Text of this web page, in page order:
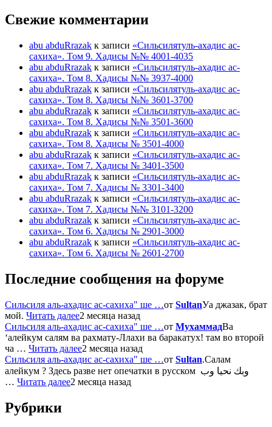
Свежие комментарии
abu abduRrazak к записи «Сильсилятуль-ахадис ас-
сахиха». Том 9. Хадисы №№ 4001-4035
abu abduRrazak к записи «Сильсилятуль-ахадис ас-
сахиха». Том 8. Хадисы №№ 3937-4000
abu abduRrazak к записи «Сильсилятуль-ахадис ас-
сахиха». Том 8. Хадисы №№ 3601-3700
abu abduRrazak к записи «Сильсилятуль-ахадис ас-
сахиха». Том 8. Хадисы №№ 3501-3600
abu abduRrazak к записи «Сильсилятуль-ахадис ас-
сахиха». Том 8. Хадисы № 3501-4000
abu abduRrazak к записи «Сильсилятуль-ахадис ас-
сахиха». Том 7. Хадисы № 3401-3500
abu abduRrazak к записи «Сильсилятуль-ахадис ас-
сахиха». Том 7. Хадисы № 3301-3400
abu abduRrazak к записи «Сильсилятуль-ахадис ас-
сахиха». Том 7. Хадисы №№ 3101-3200
abu abduRrazak к записи «Сильсилятуль-ахадис ас-
сахиха». Том 6. Хадисы № 2901-3000
abu abduRrazak к записи «Сильсилятуль-ахадис ас-
сахиха». Том 6. Хадисы № 2601-2700
Последние сообщения на форуме
Сильсиля аль-ахадис ас-сахиха" ше …от SultanУа джазак, брат
мой. Читать далее2 месяца назад
Сильсиля аль-ахадис ас-сахиха" ше …от МухаммадВа
‘алейкум салям ва рахмату-Ллахи ва баракатух! там во второй
ча … Читать далее2 месяца назад
Сильсиля аль-ахадис ас-сахиха" ше …от Sultan.Салам
алейкум ? Здесь разве нет опечатки в русском وبك نحيا وب
… Читать далее2 месяца назад
Рубрики